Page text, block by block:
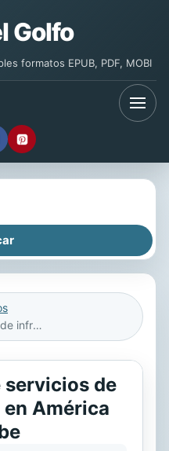
Golfo
formatos EPUB, PDF, MOBI
La provisión de servicios de infraestructura en América Latina y el Caribe
servicios de
América